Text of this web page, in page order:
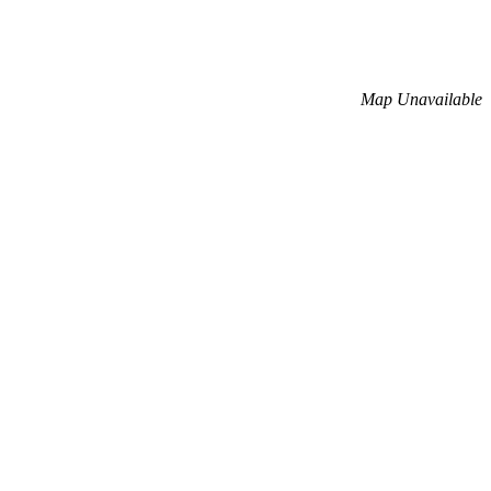
Map Unavailable